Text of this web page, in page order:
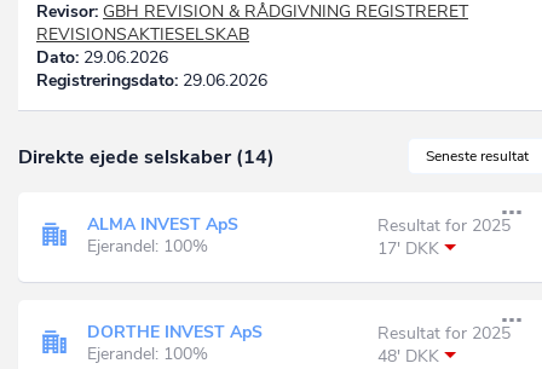
Revisor: GBH REVISION & RÅDGIVNING REGISTRERET
REVISIONSAKTIESELSKAB
Dato: 29.06.2026
Registreringsdato: 29.06.2026
Seneste resultat
Direkte ejede selskaber (14)
ALMA INVEST ApS
Ejerandel: 100%
Resultat for 2025
17' DKK
DORTHE INVEST ApS
Ejerandel: 100%
Resultat for 2025
48' DKK